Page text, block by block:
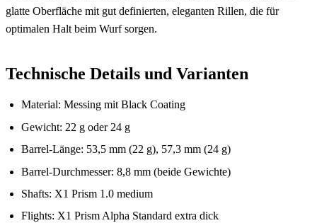
glatte Oberfläche mit gut definierten, eleganten Rillen, die für
optimalen Halt beim Wurf sorgen.
Technische Details und Varianten
Material: Messing mit Black Coating
Gewicht: 22 g oder 24 g
Barrel-Länge: 53,5 mm (22 g), 57,3 mm (24 g)
Barrel-Durchmesser: 8,8 mm (beide Gewichte)
Shafts: X1 Prism 1.0 medium
Flights: X1 Prism Alpha Standard extra dick